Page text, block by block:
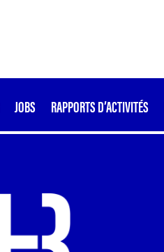
JOBS RAPPORTS D’ACTIVITÉS